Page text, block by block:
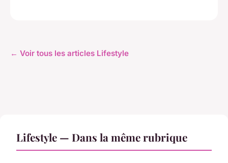
← Voir tous les articles Lifestyle
Lifestyle — Dans la même rubrique